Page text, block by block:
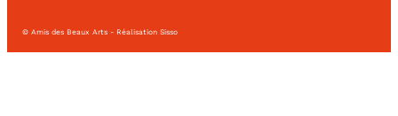
© Amis des Beaux Arts - Réalisation Sisso